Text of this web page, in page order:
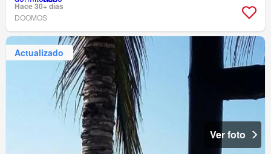
Hace 30+ días
DOOMOS
Actualizado
Ver foto